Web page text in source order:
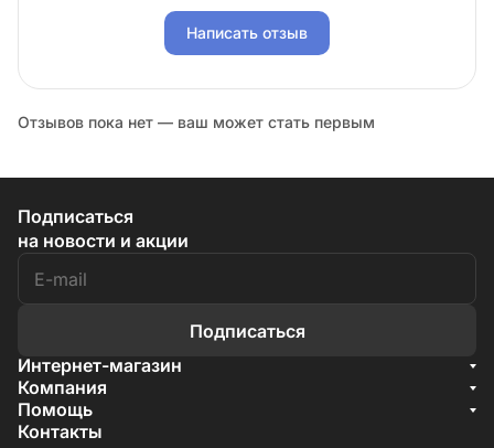
Написать отзыв
Отзывов пока нет — ваш может стать первым
Подписаться
на новости и акции
Подписаться
Интернет-магазин
Акции
Бренды
Компания
О компании
Документы
Помощь
Условия доставки
Контакты